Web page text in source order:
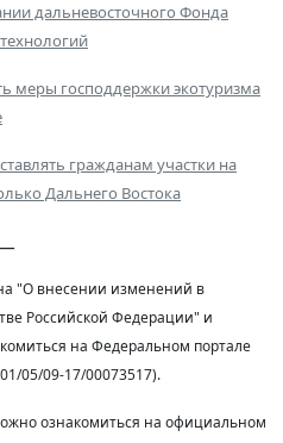
дальневосточного Фонда
меры господдержки экотуризма
гражданам участки на
Дальнего Востока
"О внесении изменений в
Российской Федерации" и
на Федеральном портале
05/09-17/00073517).
ознакомиться на официальном